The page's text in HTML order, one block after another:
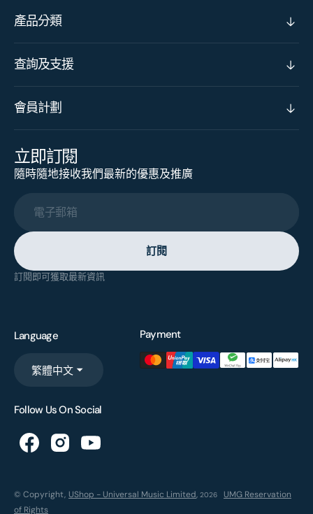
產品分類
查詢及支援
會員計劃
立即訂閱
隨時隨地接收我們最新的優惠及推廣
電子郵箱
訂閱
訂閱即可獲取最新資訊
Language
繁體中文
Payment
Follow Us On Social
© Copyright, UShop - Universal Music Limited, 2026
UMG Reservation
of Rights